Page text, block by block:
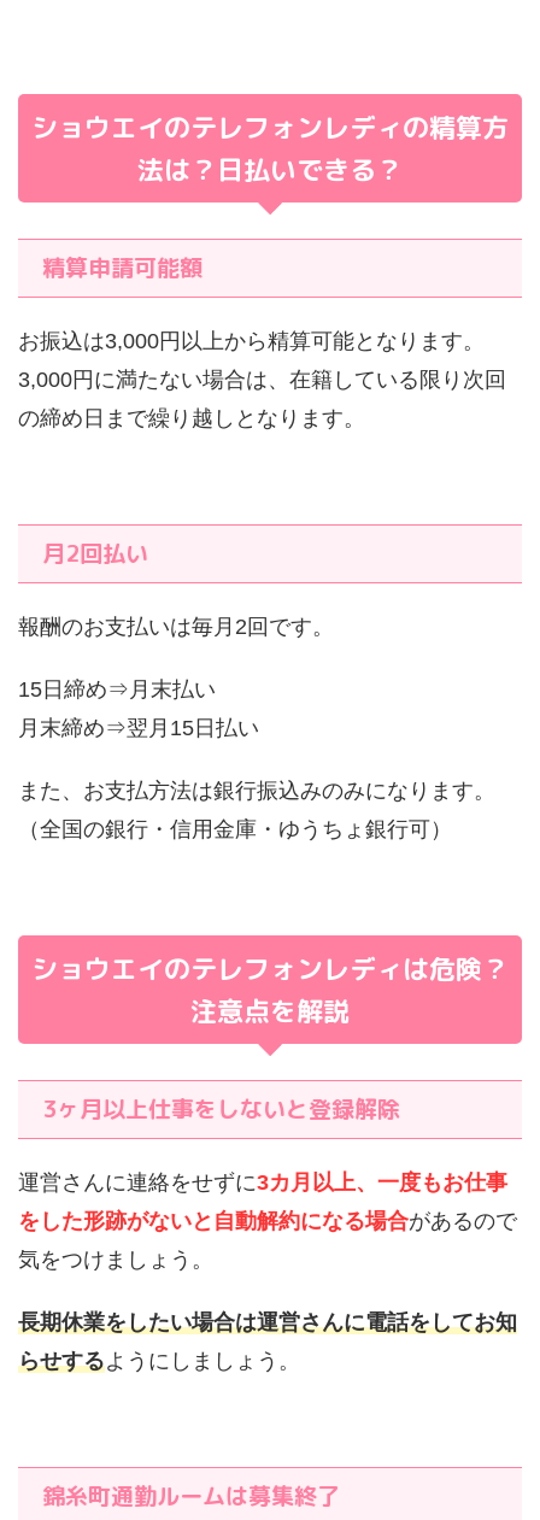
ショウエイのテレフォンレディの精算方
法は？日払いできる？
精算申請可能額
お振込は3,000円以上から精算可能となります。
3,000円に満たない場合は、在籍している限り次回
の締め日まで繰り越しとなります。
月2回払い
報酬のお支払いは毎月2回です。
15日締め⇒月末払い
月末締め⇒翌月15日払い
また、お支払方法は銀行振込みのみになります。
（全国の銀行・信用金庫・ゆうちょ銀行可）
ショウエイのテレフォンレディは危険？
注意点を解説
3ヶ月以上仕事をしないと登録解除
運営さんに連絡をせずに3カ月以上、一度もお仕事
をした形跡がないと自動解約になる場合があるので
気をつけましょう。
長期休業をしたい場合は運営さんに電話をしてお知
らせするようにしましょう。
錦糸町通勤ルームは募集終了